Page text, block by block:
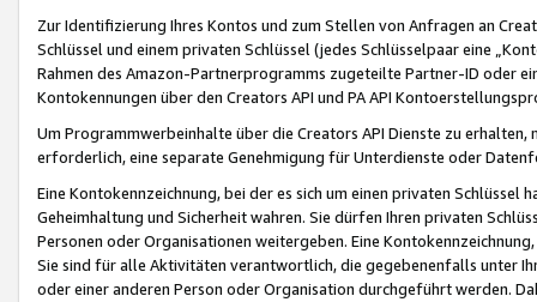
Zur Identifizierung Ihres Kontos und zum Stellen von Anfragen an
Schlüssel und einem privaten Schlüssel (jedes Schlüsselpaar eine
Rahmen des Amazon-Partnerprogramms zugeteilte Partner-ID oder
Kontokennungen über den Creators API und PA API
Um Programmwerbeinhalte über die Creators API Dienste zu
erforderlich, eine separate Genehmigung für Unterdienste oder
Eine Kontokennzeichnung, bei der es sich um einen privaten
Geheimhaltung und Sicherheit wahren. Sie dürfen Ihren privaten
Personen oder Organisationen weitergeben. Eine
Sie sind für alle Aktivitäten verantwortlich, die gegebenenfalls unter
oder einer anderen Person oder Organisation durchgeführt werden.